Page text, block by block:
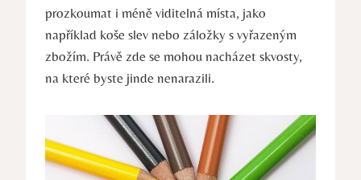
prozkoumat i méně viditelná místa, jako
například koše slev nebo záložky s vyřazeným
zbožím. Právě zde se mohou nacházet skvosty,
na které byste jinde nenarazili.